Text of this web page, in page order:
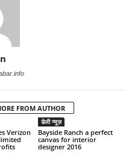
FROM AUTHOR
Verizon
डेली न्यूज़
Bayside Ranch a perfect
canvas for interior
designer 2016